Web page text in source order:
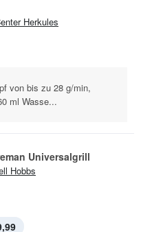
Herkules
von bis zu 28 g/min,
ml Wasse...
Universalgrill
Hobbs